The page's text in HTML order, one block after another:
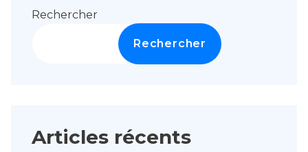
Rechercher
Rechercher
Articles récents